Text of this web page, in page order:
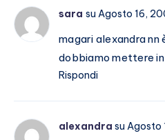
sara su Agosto 16,
magari alexandra nn
dobbiamo mettere
Rispondi
alexandra su Agosto